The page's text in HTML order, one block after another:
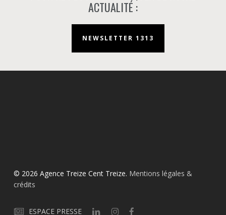
ACTUALITÉ :
NEWSLETTER 1313
© 2026 Agence Treize Cent Treize. Mentions légales &
crédits
ESPACE PRESSE